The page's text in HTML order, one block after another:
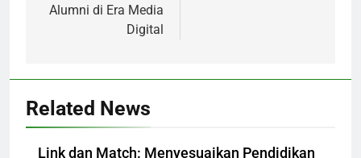
Alumni di Era Media
Digital
Related News
Link dan Match: Menyesuaikan Pendidikan